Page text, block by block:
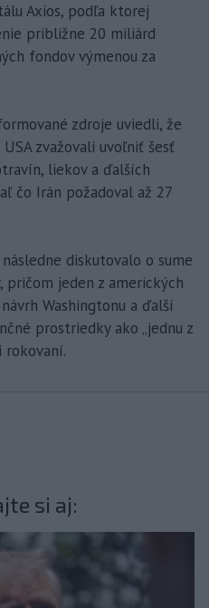
Axios, podľa ktorej
približne 20 miliárd
fondov výmenou za
zdroje uviedli, že
zvažovali uvoľniť šesť
liekov a ďalších
čo Irán požadoval až 27
diskutovalo o sume
jeden z amerických
Washingtonu a ďalší
prostriedky ako „jednu z
rokovaní.
si aj: